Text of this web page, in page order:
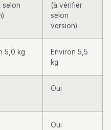
selon
(à vérifier
selon
version)
5,0 kg
Environ 5,5
kg
Oui
Oui